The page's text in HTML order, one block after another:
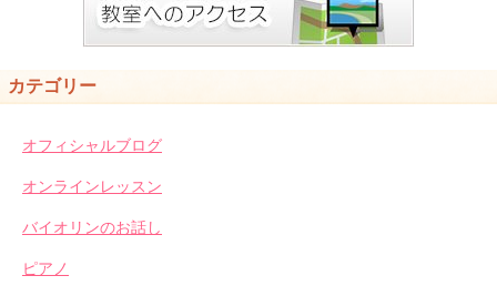
カテゴリー
オフィシャルブログ
オンラインレッスン
バイオリンのお話し
ピアノ